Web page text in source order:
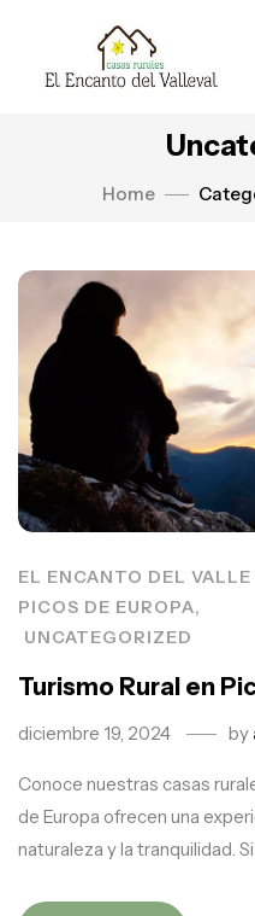
Home
EL ENCANTO DEL
PICOS DE EUROPA
UNCATEGORIZED
Turismo Rural en
diciembre 19, 2024 by
Conoce nuestras casas
de Europa ofrecen una
naturaleza y la tranquilidad.